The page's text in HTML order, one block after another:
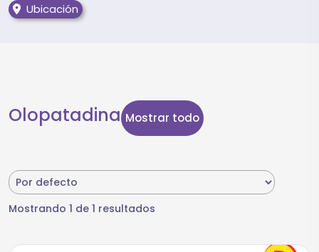
Ubicación
Olopatadina Mostrar todo
Mostrando 1 de 1 resultados